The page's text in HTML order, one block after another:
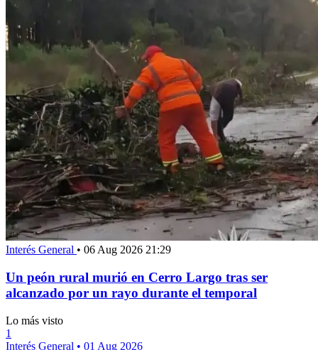
Interés General • 06 Aug 2026 21:29
Un peón rural murió en Cerro Largo tras ser
alcanzado por un rayo durante el temporal
Lo más visto
1
Interés General • 01 Aug 2026